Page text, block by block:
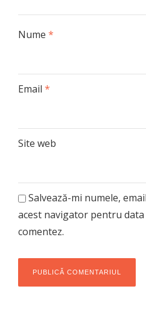
Nume *
Email *
Site web
Salvează-mi numele,
acest navigator pentru
comentez.